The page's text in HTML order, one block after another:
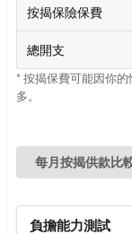
按揭保險保費
總開支
* 按揭保費可能因你
多。
每月按揭供款比
負擔能力測試